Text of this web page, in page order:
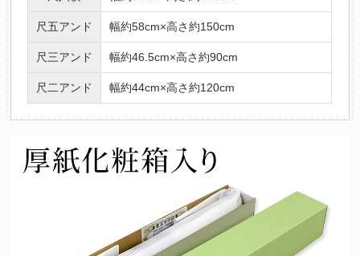
尺五アンド 幅約58cm×高さ約150cm
尺三アンド 幅約46.5cm×高さ約90cm
尺二アンド 幅約44cm×高さ約120cm